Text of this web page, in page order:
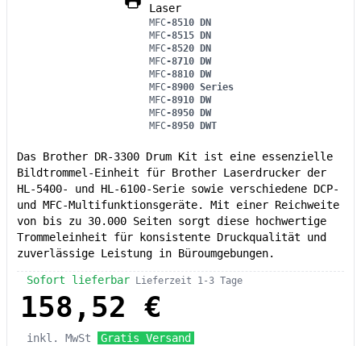
Laser
MFC-8510 DN
MFC-8515 DN
MFC-8520 DN
MFC-8710 DW
MFC-8810 DW
MFC-8900 Series
MFC-8910 DW
MFC-8950 DW
MFC-8950 DWT
Das Brother DR-3300 Drum Kit ist eine essenzielle
Bildtrommel-Einheit für Brother Laserdrucker der
HL-5400- und HL-6100-Serie sowie verschiedene DCP-
und MFC-Multifunktionsgeräte. Mit einer Reichweite
von bis zu 30.000 Seiten sorgt diese hochwertige
Trommeleinheit für konsistente Druckqualität und
zuverlässige Leistung in Büroumgebungen.
Sofort lieferbar Lieferzeit 1-3 Tage
158,52 €
inkl. MwSt
Gratis Versand